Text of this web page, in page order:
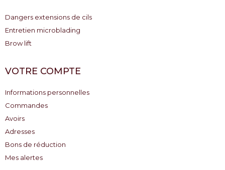
Dangers extensions de cils
Entretien microblading
Brow lift
VOTRE COMPTE
Informations personnelles
Commandes
Avoirs
Adresses
Bons de réduction
Mes alertes